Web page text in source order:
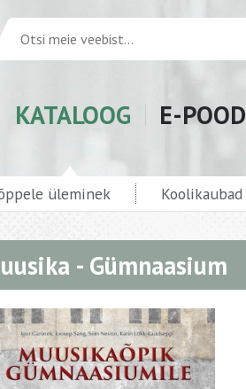
KATALOOG E-POOD
üleminek Koolikaubad
- Gümnaasium